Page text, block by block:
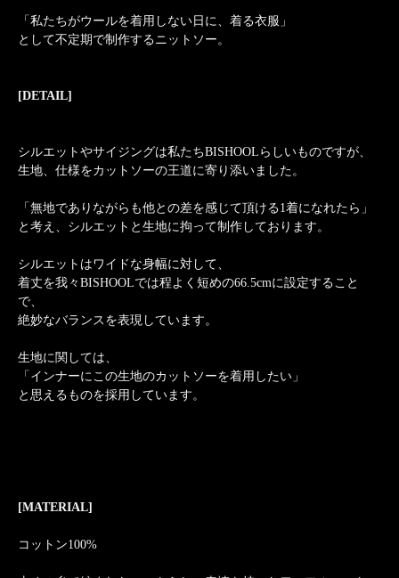
「私たちがウールを着用しない日に、着る衣服」
として不定期で制作するニットソー。
[DETAIL]
シルエットやサイジングは私たちBISHOOLらしいものですが、
生地、仕様をカットソーの王道に寄り添いました。
「無地でありながらも他との差を感じて頂ける1着になれたら」
と考え、シルエットと生地に拘って制作しております。
シルエットはワイドな身幅に対して、
着丈を我々BISHOOLでは程よく短めの66.5cmに設定すること
で、
絶妙なバランスを表現しています。
生地に関しては、
「インナーにこの生地のカットソーを着用したい」
と思えるものを採用しています。
[MATERIAL]
コットン100%